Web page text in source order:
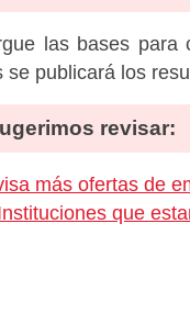
las bases
se publicará los
revisar:
más ofertas de
que